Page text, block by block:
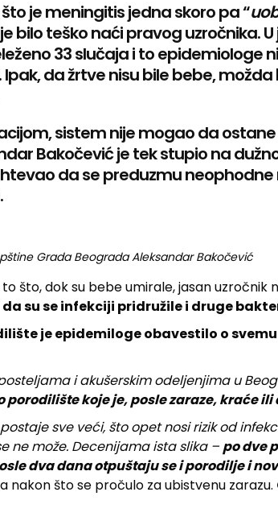
je meningitis jedna skoro pa “
bilo teško naći pravog uzročnika. U
33 slučaja i to epidemiologe
Ipak, da žrtve nisu bile bebe,
sistem nije mogao da
Bakočević je tek stupio na
da se preduzmu neophodne
Grada Beograda Aleksandar Bakočević
što, dok su bebe umirale, jasan uzročnik
su se infekciji pridružile i druge
je epidemiloge obavestilo o
i akušerskim odeljenjima u
koje je, posle zaraze, kraće ili
sve veći, što opet nosi rizik od
ne može. Decenijama ista slika –po dve
dva dana otpuštaju se i porodilje i
nakon što se pročulo za ubistvenu zarazu.